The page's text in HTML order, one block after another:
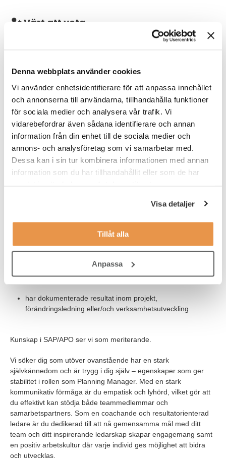
Denna webbplats använder cookies
Vi använder enhetsidentifierare för att anpassa innehållet
och annonserna till användarna, tillhandahålla funktioner
för sociala medier och analysera vår trafik. Vi
vidarebefordrar även sådana identifierare och annan
information från din enhet till de sociala medier och
annons- och analysföretag som vi samarbetar med.
Dessa kan i sin tur kombinera informationen med annan
information som du har tillhandahållit eller som de har
Visa detaljer
Tillåt alla
Anpassa
Värt att veta
Arbetstidsmåttet är 40,25 h/vecka. Eftersom detta är en
rapporterar till Monteringschefen.
Tänkt start sker enligt överenskommelse. I denna process
arbetar vi med ett löpande urval vilket kan innebära att tjänsten
tillsätts innan sista ansökningsdag.
Våra förväntningar
Vi lägger stor vikt vid din personliga egenskaper, men för att
vara aktuell och trivas i denna roll ser vi att du har;
flytande kunskaper i svenska och engelska, både i tal samt
god kunskap i MS Office 365, särskilt Microsoft Excel.
kunskap om Lean Production.
har dokumenterade resultat inom projekt,
förändringsledning eller/och verksamhetsutveckling
Kunskap i SAP/APO ser vi som meriterande.
Vi söker dig som utöver ovanstående har en stark
självkännedom och är trygg i dig själv – egenskaper som ger
stabilitet i rollen som Planning Manager. Med en stark
kommunikativ förmåga är du empatisk och lyhörd, vilket gör att
du effektivt kan stödja både teammedlemmar och
samarbetspartners. Som en coachande och resultatorienterad
ledare är du dedikerad till att nå gemensamma mål med ditt
team och ditt inspirerande ledarskap skapar engagemang samt
en positiv arbetskultur där varje individ ges möjlighet att bidra
och utvecklas.